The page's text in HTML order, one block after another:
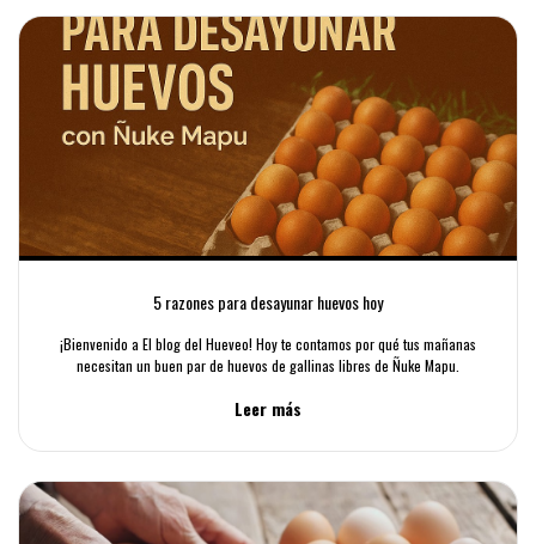
5 razones para desayunar huevos hoy
¡Bienvenido a El blog del Hueveo! Hoy te contamos por qué tus mañanas
necesitan un buen par de huevos de gallinas libres de Ñuke Mapu.
Leer más